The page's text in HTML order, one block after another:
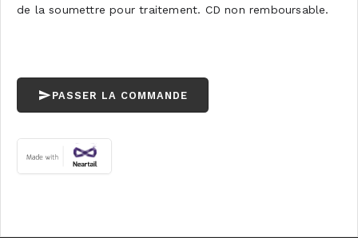
de la soumettre pour traitement. CD non remboursable.
PASSER LA COMMANDE